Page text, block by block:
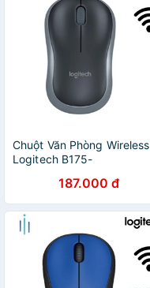
Chuột Văn Phòng Wireless
Logitech B175-
187.000 đ